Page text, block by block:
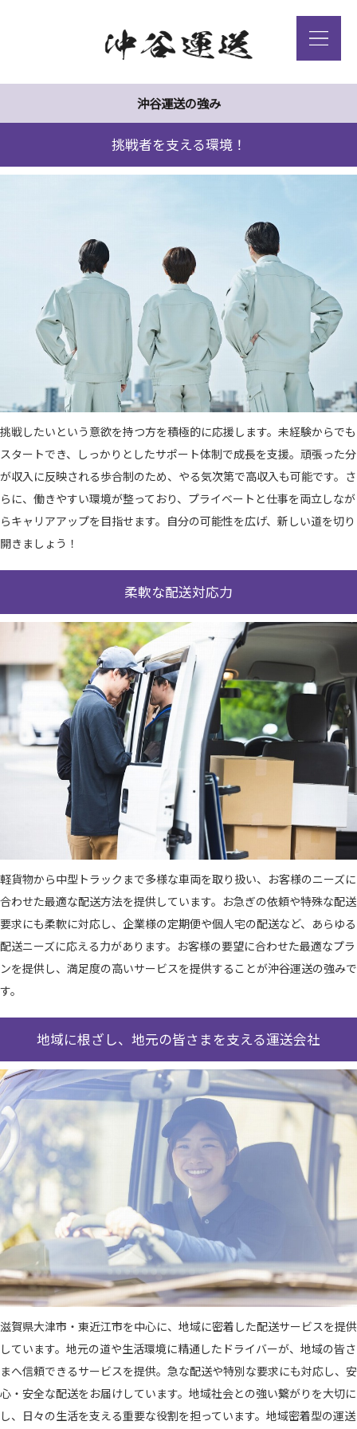
沖谷運送の強み
挑戦者を支える環境！
挑戦したいという意欲を持つ方を積極的に応援します。未経験からでも
スタートでき、しっかりとしたサポート体制で成長を支援。頑張った分
が収入に反映される歩合制のため、やる気次第で高収入も可能です。さ
らに、働きやすい環境が整っており、プライベートと仕事を両立しなが
らキャリアアップを目指せます。自分の可能性を広げ、新しい道を切り
開きましょう！
柔軟な配送対応力
軽貨物から中型トラックまで多様な車両を取り扱い、お客様のニーズに
合わせた最適な配送方法を提供しています。お急ぎの依頼や特殊な配送
要求にも柔軟に対応し、企業様の定期便や個人宅の配送など、あらゆる
配送ニーズに応える力があります。お客様の要望に合わせた最適なプラ
ンを提供し、満足度の高いサービスを提供することが沖谷運送の強みで
す。
地域に根ざし、地元の皆さまを支える運送会社
滋賀県大津市・東近江市を中心に、地域に密着した配送サービスを提供
しています。地元の道や生活環境に精通したドライバーが、地域の皆さ
まへ信頼できるサービスを提供。急な配送や特別な要求にも対応し、安
心・安全な配送をお届けしています。地域社会との強い繋がりを大切に
し、日々の生活を支える重要な役割を担っています。地域密着型の運送